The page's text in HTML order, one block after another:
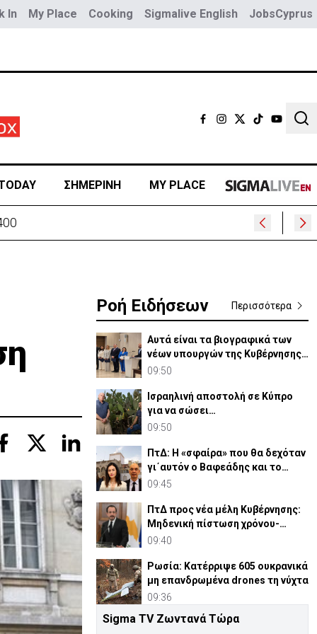
In My Place Cooking Sigmalive English JobsCyprus
ΣΗΜΕΡΙΝΗ MY PLACE
Ροή Ειδήσεων Περισσότερα
Αυτά είναι τα βιογραφικά των
νέων υπουργών της Κυβέρνησης
Χριστοδουλίδη
09:50
Ισραηλινή αποστολή σε Κύπρο
για να σώσει
παπουτσοσυκιές-«Θα
09:50
ΠτΔ: Η «σφαίρα» που θα δεχόταν
γι΄αυτόν ο Βαφεάδης και το
χαμόγελο Παναγιώτου
09:45
ΠτΔ προς νέα μέλη Κυβέρνησης:
Μηδενική πίστωση χρόνου-
Δουλειά 24 ώρες το 24ωρο
09:40
Ρωσία: Κατέρριψε 605 ουκρανικά
μη επανδρωμένα drones τη νύχτα
09:36
Μαλτέζος: Εκτός ελέγχου η
Sigma TV Ζωντανά Τώρα